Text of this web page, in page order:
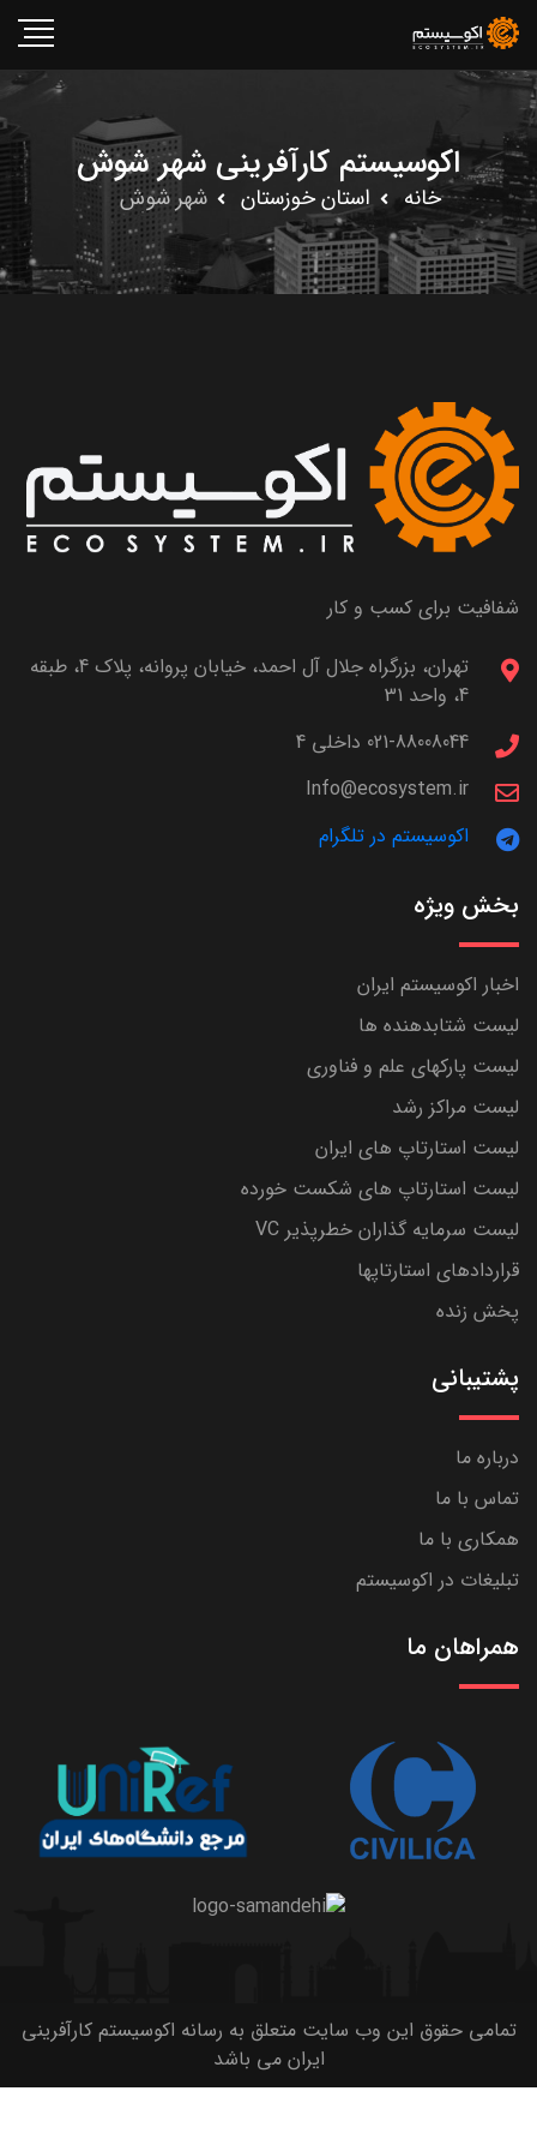
اکوسیستم کارآفرینی شهر شوش
خانه استان خوزستان شهر شوش
شفافیت برای کسب و کار
تهران، بزرگراه جلال آل احمد، خیابان پروانه، پلاک 4، طبقه
4، واحد 31
021-88008044 داخلی 4
Info@ecosystem.ir
اکوسیستم در تلگرام
بخش ویژه
اخبار اکوسیستم ایران
لیست شتابدهنده ها
لیست پارکهای علم و فناوری
لیست مراکز رشد
لیست استارتاپ های ایران
لیست استارتاپ های شکست خورده
لیست سرمایه گذاران خطرپذیر VC
قراردادهای استارتاپها
پخش زنده
پشتیبانی
درباره ما
تماس با ما
همکاری با ما
تبلیغات در اکوسیستم
همراهان ما
تمامی حقوق این وب سایت متعلق به رسانه اکوسیستم کارآفرینی
ایران می باشد